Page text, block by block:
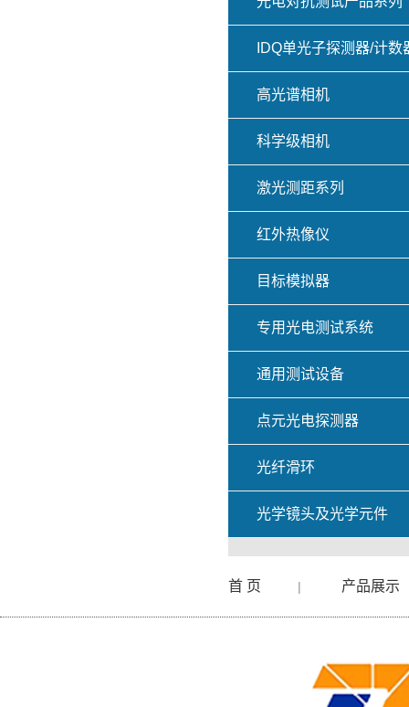
IDQ单光子探测器/计数
高光谱相机
科学级相机
激光测距系列
红外热像仪
目标模拟器
专用光电测试系统
通用测试设备
点元光电探测器
光纤滑环
光学镜头及光学元件
首 页 | 产品展示